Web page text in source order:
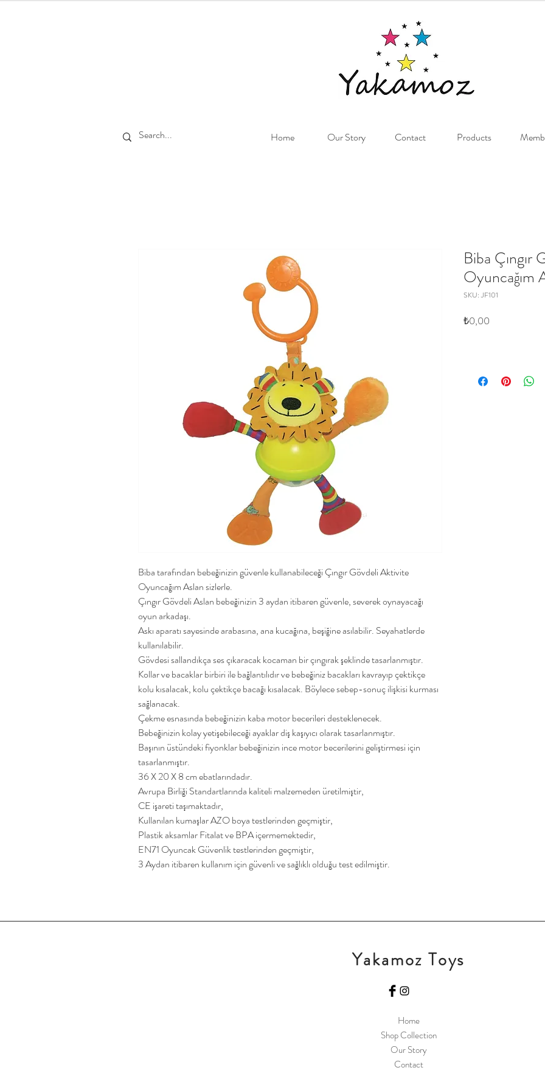
Home Our Story Contact Products
Biba tarafından bebeğinizin güvenle kullanabileceği Çıngır Gövdeli Aktivite
Oyuncağım Aslan sizlerle.
Çıngır Gövdeli Aslan bebeğinizin 3 aydan itibaren güvenle, severek oynayacağı
oyun arkadaşı.
Askı aparatı sayesinde arabasına, ana kucağına, beşiğine asılabilir. Seyahatlerde
kullanılabilir.
Gövdesi sallandıkça ses çıkaracak kocaman bir çıngırak şeklinde tasarlanmıştır.
Kollar ve bacaklar birbiri ile bağlantılıdır ve bebeğiniz bacakları kavrayıp çektikçe
kolu kısalacak, kolu çektikçe bacağı kısalacak. Böylece sebep-sonuç ilişkisi kurması
sağlanacak.
Çekme esnasında bebeğinizin kaba motor becerileri desteklenecek.
Bebeğinizin kolay yetişebileceği ayaklar diş kaşıyıcı olarak tasarlanmıştır.
Başının üstündeki fiyonklar bebeğinizin ince motor becerilerini geliştirmesi için
tasarlanmıştır.
36 X 20 X 8 cm ebatlarındadır.
Avrupa Birliği Standartlarında kaliteli malzemeden üretilmiştir,
CE işareti taşımaktadır,
Kullanılan kumaşlar AZO boya testlerinden geçmiştir,
Plastik aksamlar Fitalat ve BPA içermemektedir,
EN71 Oyuncak Güvenlik testlerinden geçmiştir,
3 Aydan itibaren kullanım için güvenli ve sağlıklı olduğu test edilmiştir.
Biba Çıngır
Oyuncağım
SKU: JF101
₺0,00
Yakamoz Toys
Home
Shop Collection
Our Story
Contact